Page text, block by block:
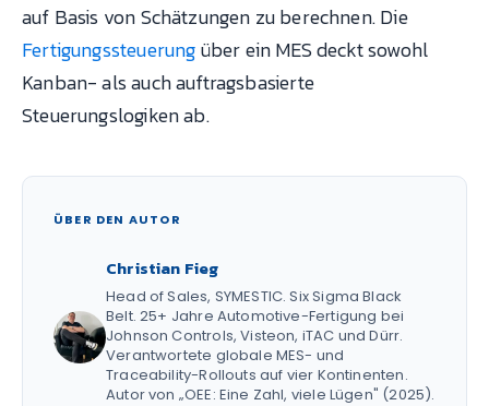
auf Basis von Schätzungen zu berechnen. Die
Fertigungssteuerungüber ein MES deckt sowohl
Kanban- als auch auftragsbasierte
Steuerungslogiken ab.
ÜBER DEN AUTOR
Christian Fieg
Head of Sales, SYMESTIC. Six Sigma Black
Belt. 25+ Jahre Automotive-Fertigung bei
Johnson Controls, Visteon, iTAC und Dürr.
Verantwortete globale MES- und
Traceability-Rollouts auf vier Kontinenten.
Autor von „OEE: Eine Zahl, viele Lügen" (2025).